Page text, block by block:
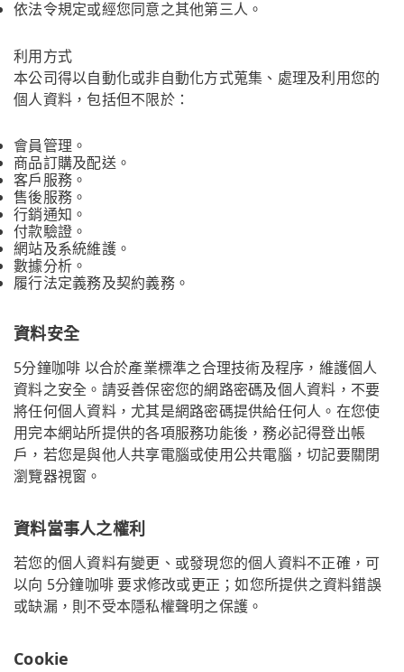
依法令規定或經您同意之其他第三人。
利用方式
本公司得以自動化或非自動化方式蒐集、處理及利用您的
個人資料，包括但不限於：
會員管理。
商品訂購及配送。
客戶服務。
售後服務。
行銷通知。
付款驗證。
網站及系統維護。
數據分析。
履行法定義務及契約義務。
資料安全
5分鐘咖啡 以合於產業標準之合理技術及程序，維護個人
資料之安全。請妥善保密您的網路密碼及個人資料，不要
將任何個人資料，尤其是網路密碼提供給任何人。在您使
用完本網站所提供的各項服務功能後，務必記得登出帳
戶，若您是與他人共享電腦或使用公共電腦，切記要關閉
瀏覽器視窗。
資料當事人之權利
若您的個人資料有變更、或發現您的個人資料不正確，可
以向 5分鐘咖啡 要求修改或更正；如您所提供之資料錯誤
或缺漏，則不受本隱私權聲明之保護。
Cookie